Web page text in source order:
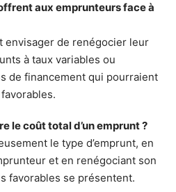
aux emprunteurs face à
envisager de renégocier leur
à taux variables ou
de financement qui pourraient
le coût total d’un emprunt ?
le type d’emprunt, en
et en renégociant son
favorables se présentent.